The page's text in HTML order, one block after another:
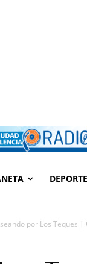
por Los Teques |